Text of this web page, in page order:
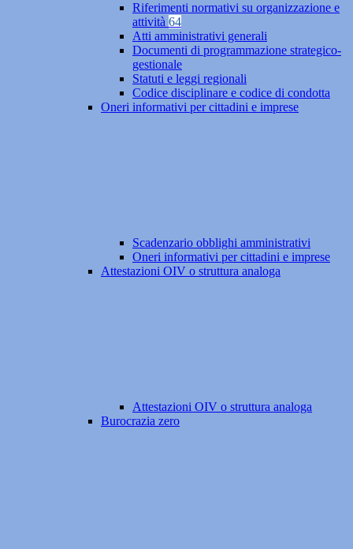
Riferimenti normativi su organizzazione e
attività 64
Atti amministrativi generali
Documenti di programmazione strategico-
gestionale
Statuti e leggi regionali
Codice disciplinare e codice di condotta
Oneri informativi per cittadini e imprese
Scadenzario obblighi amministrativi
Oneri informativi per cittadini e imprese
Attestazioni OIV o struttura analoga
Attestazioni OIV o struttura analoga
Burocrazia zero